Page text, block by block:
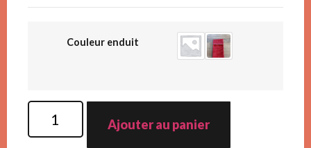
Couleur enduit
Ajouter au panier